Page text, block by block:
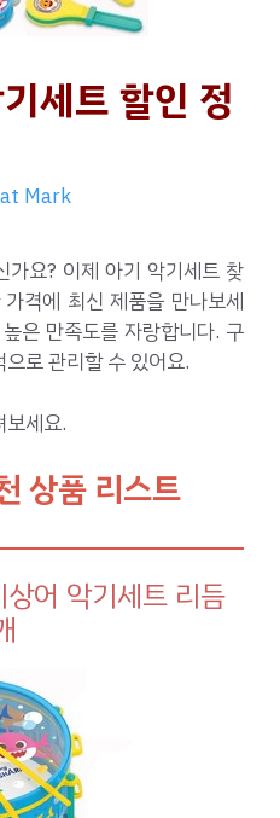
세트 할인 정
Mark
가요? 이제 아기 악기세트 찾
격에 최신 제품을 만나보세
은 만족도를 자랑합니다. 구
로 관리할 수 있어요.
세요.
상품 리스트
어 악기세트 리듬